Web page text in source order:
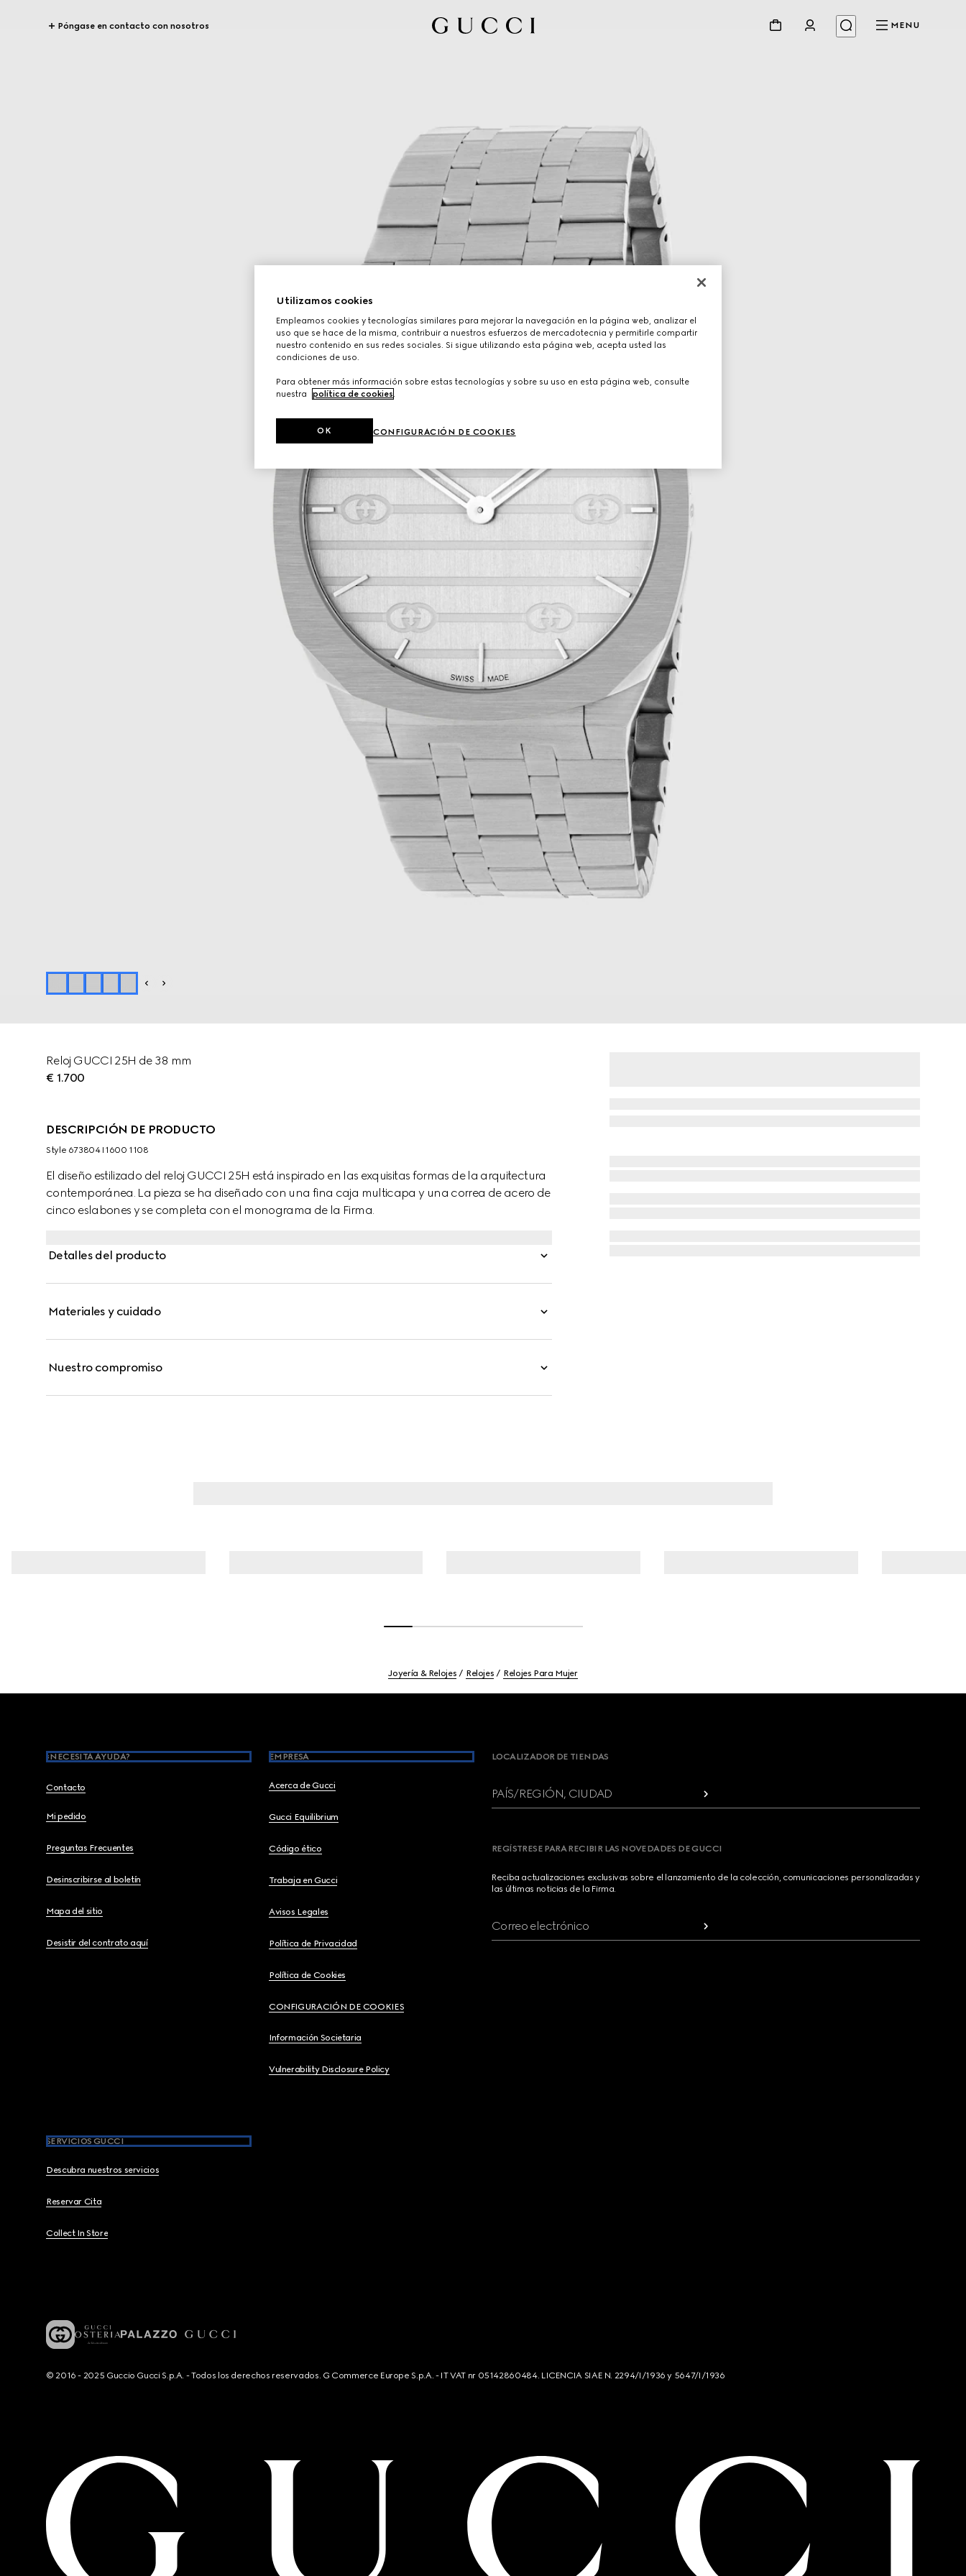
Póngase en contacto con nosotros MENU
Reloj GUCCI 25H de 38 mm
€ 1.700
DESCRIPCIÓN DE PRODUCTO
Style ‎673804 I1600 1108
El diseño estilizado del reloj GUCCI 25H está inspirado en las exquisitas formas de la arquitectura
contemporánea. La pieza se ha diseñado con una fina caja multicapa y una correa de acero de
cinco eslabones y se completa con el monograma de la Firma.
Detalles del producto
Materiales y cuidado
Nuestro compromiso
Joyería & Relojes Relojes Relojes Para Mujer
¿NECESITA AYUDA?
Contacto
Mi pedido
Preguntas Frecuentes
Desinscribirse al boletín
Mapa del sitio
Desistir del contrato aquí
EMPRESA
Acerca de Gucci
Gucci Equilibrium
Código ético
Trabaja en Gucci
Avisos Legales
Política de Privacidad
Política de Cookies
CONFIGURACIÓN DE COOKIES
Información Societaria
Vulnerability Disclosure Policy
SERVICIOS GUCCI
Descubra nuestros servicios
Reservar Cita
Collect In Store
LOCALIZADOR DE TIENDAS
PAÍS/REGIÓN, CIUDAD
REGÍSTRESE PARA RECIBIR LAS NOVEDADES DE GUCCI
Reciba actualizaciones exclusivas sobre el lanzamiento de la colección, comunicaciones personalizadas y
las últimas noticias de la Firma.
Correo electrónico
© 2016 - 2025 Guccio Gucci S.p.A. - Todos los derechos reservados. G Commerce Europe S.p.A. - IT VAT nr 05142860484. LICENCIA SIAE N. 2294/I/1936 y 5647/I/1936
Utilizamos cookies
Empleamos cookies y tecnologías similares para mejorar la navegación en la página web, analizar el
uso que se hace de la misma, contribuir a nuestros esfuerzos de mercadotecnia y permitirle compartir
nuestro contenido en sus redes sociales. Si sigue utilizando esta página web, acepta usted las
condiciones de uso.
Para obtener más información sobre estas tecnologías y sobre su uso en esta página web, consulte
nuestra
política de cookies.
CONFIGURACIÓN DE COOKIES
OK